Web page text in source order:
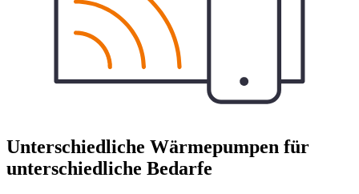
Unterschiedliche Wärmepumpen für
unterschiedliche Bedarfe